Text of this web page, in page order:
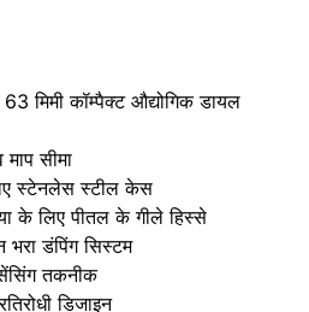
मिमी कॉम्पैक्ट औद्योगिक डायल
सीमा
स्टेनलेस स्टील केस
के लिए पीतल के गीले हिस्से
भरा डंपिंग सिस्टम
तकनीक
डिजाइन